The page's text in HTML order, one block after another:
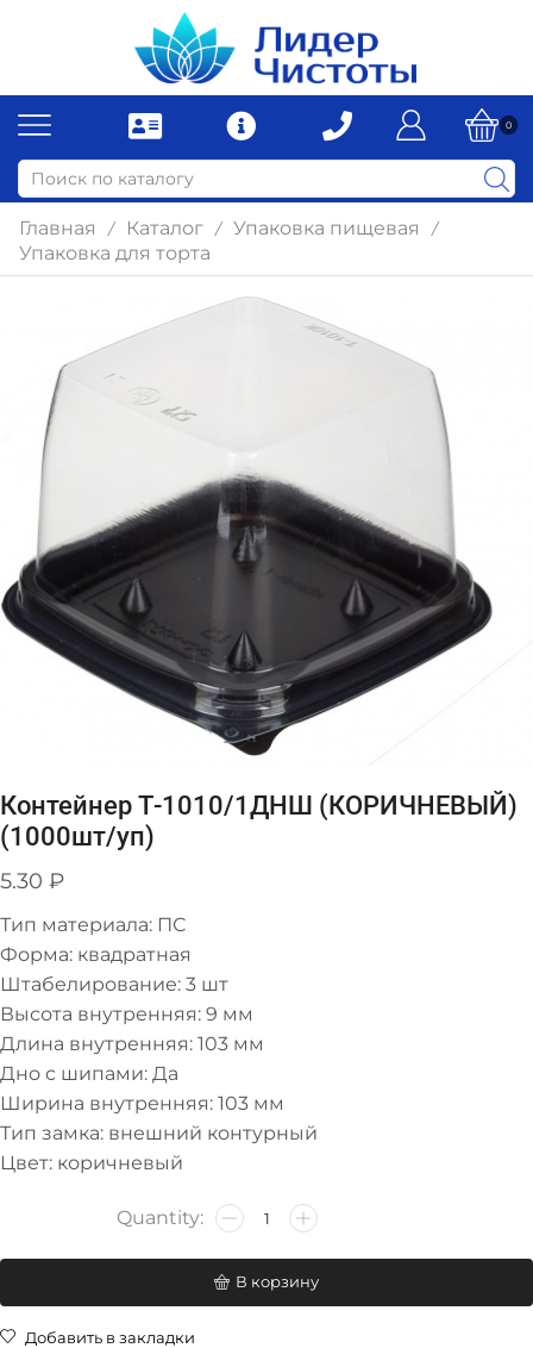
0
Главная / Каталог / Упаковка пищевая /
Упаковка для торта
Контейнер Т-1010/1ДНШ (КОРИЧНЕВЫЙ)
(1000шт/уп)
5.30 ₽
Тип материала: ПС
Форма: квадратная
Штабелирование: 3 шт
Высота внутренняя: 9 мм
Длина внутренняя: 103 мм
Дно с шипами: Да
Ширина внутренняя: 103 мм
Тип замка: внешний контурный
Цвет: коричневый
В корзину
Добавить в закладки